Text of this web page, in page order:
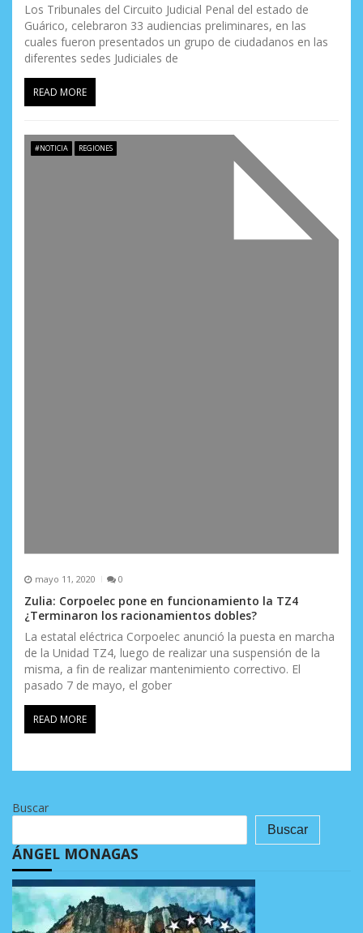
Los Tribunales del Circuito Judicial Penal del estado de
Guárico, celebraron 33 audiencias preliminares, en las
cuales fueron presentados un grupo de ciudadanos en las
diferentes sedes Judiciales de
READ MORE
#NOTICIA REGIONES
mayo 11, 2020 0
Zulia: Corpoelec pone en funcionamiento la TZ4
¿Terminaron los racionamientos dobles?
La estatal eléctrica Corpoelec anunció la puesta en marcha
de la Unidad TZ4, luego de realizar una suspensión de la
misma, a fin de realizar mantenimiento correctivo. El
pasado 7 de mayo, el gober
READ MORE
Buscar
Buscar
ÁNGEL MONAGAS